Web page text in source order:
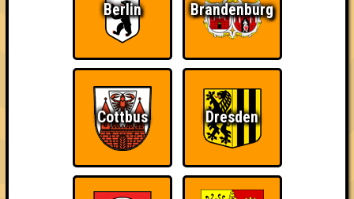
Seitenquiz Hamburg #25
Angemeldete Teams
Berlin Brandenburg
Cottbus Dresden